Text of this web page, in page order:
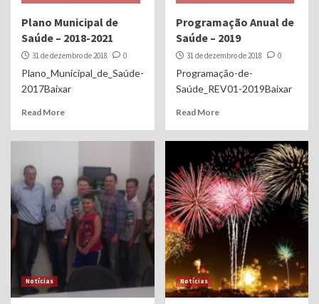
Plano Municipal de
Saúde – 2018-2021
31 de dezembro de 2018 0
Plano_Municipal_de_Saúde-
2017Baixar
Read More
Programação Anual de
Saúde – 2019
31 de dezembro de 2018 0
Programação-de-
Saúde_REV01-2019Baixar
Read More
Notícias Notícias